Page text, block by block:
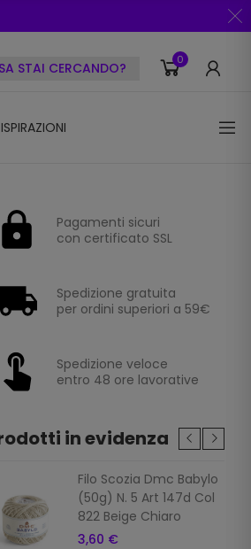
STAI CERCANDO? 0
Pagamenti sicuri
con certificato SSL
Spedizione gratuita
per ordini superiori a 59€
Spedizione veloce
entro 48 ore lavorative
in evidenza
Filo Scozia Dmc Babylo
(50g) N. 5 Art 147d Col
822 Beige Chiaro
3,60 €